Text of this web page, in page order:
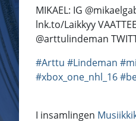
MIKAEL: IG
lnk.to/Laikkyy
@arttulindeman
#Arttu #Lindeman
#xbox_one_nhl_16
I insamlingen